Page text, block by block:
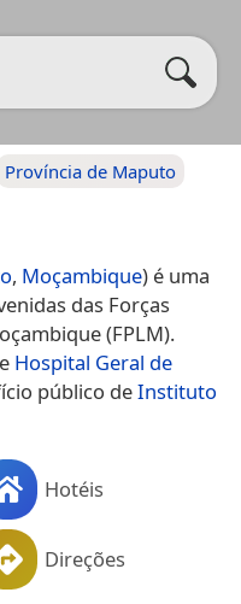
Província de Maputo
, Moçambique) é uma
das Forças
(FPLM).
Hospital Geral de
público deInstituto
Hotéis
Direções